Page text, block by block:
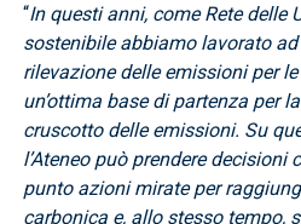
“In questi anni, come Rete delle
sostenibile abbiamo lavorato
rilevazione delle emissioni per
un’ottima base di partenza per
cruscotto delle emissioni. Su
l’Ateneo può prendere decisioni
punto azioni mirate per
carbonica e, allo stesso tempo,